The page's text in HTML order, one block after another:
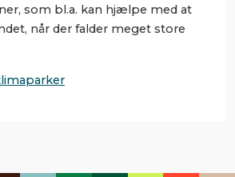
som bl.a. kan hjælpe med at
når der falder meget store